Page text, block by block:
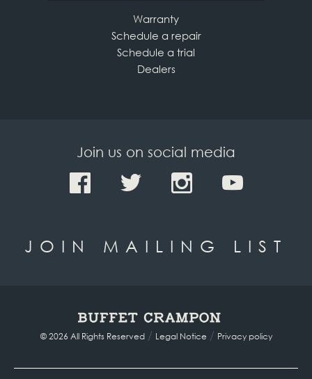
Warranty
Schedule a repair
Schedule a trial
Dealers
Join us on social media
JOIN MAILING LIST
© 2026 All Rights Reserved/ Legal Notice / Privacy policy